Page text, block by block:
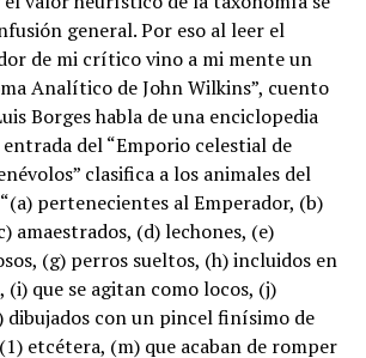
general. Por eso al leer el
de mi crítico vino a mi mente un
Analítico de John Wilkins”, cuento
Borges habla de una enciclopedia
del “Emporio celestial de
clasifica a los animales del
pertenecientes al Emperador, (b)
amaestrados, (d) lechones, (e)
(g) perros sueltos, (h) incluidos en
(i) que se agitan como locos, (j)
dibujados con un pincel finísimo de
etcétera, (m) que acaban de romper